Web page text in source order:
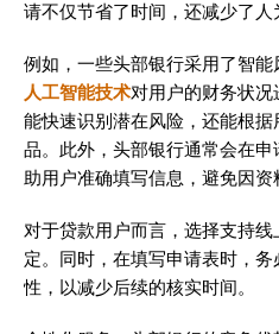
请不仅节省了时间，还减少了人
例如，一些头部银行采用了智
人工智能技术对用户的财务状况
能快速识别潜在风险，还能根
品。此外，头部银行通常会在
助用户准确填写信息，避免因资
对于贷款用户而言，选择支持
定。同时，在填写申请表时，
性，以减少后续的核实时间。